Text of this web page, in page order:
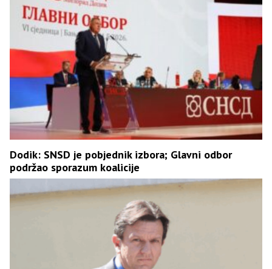
Dodik: SNSD je pobjednik izbora; Glavni odbor
podržao sporazum koalicije